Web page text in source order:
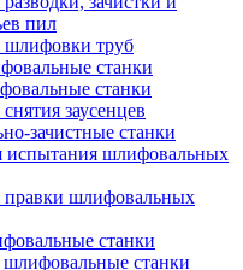
пил
шлифовки труб
станки
станки
заусенцев
зачистные станки
испытания шлифовальных
правки шлифовальных
станки
станки